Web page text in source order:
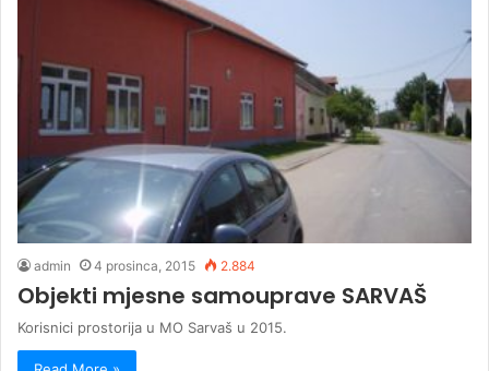
admin 4 prosinca, 2015 2.884
Objekti mjesne samouprave SARVAŠ
Korisnici prostorija u MO Sarvaš u 2015.